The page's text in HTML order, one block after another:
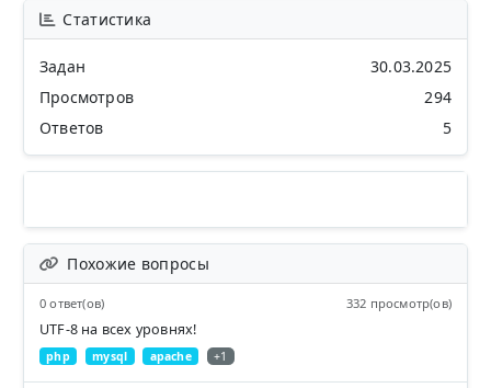
Статистика
Задан
30.03.2025
Просмотров
294
Ответов
5
Похожие вопросы
0 ответ(ов) 332 просмотр(ов)
UTF-8 на всех уровнях!
php mysql apache +1